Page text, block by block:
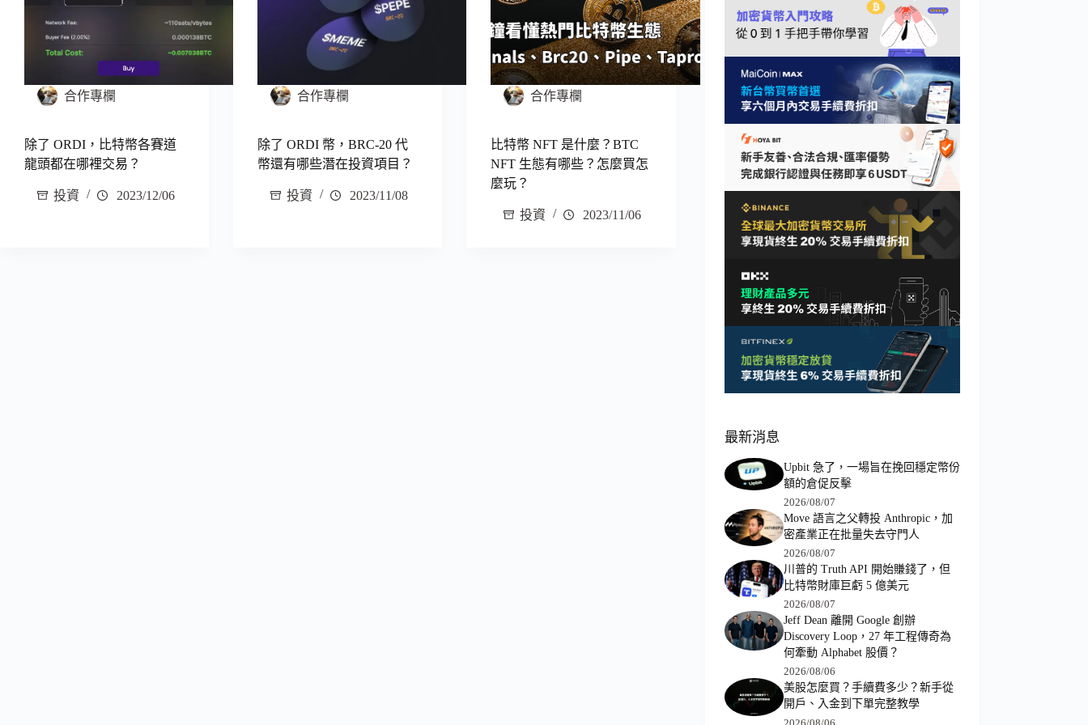
合作專欄
除了 ORDI，比特幣各賽道
龍頭都在哪裡交易？
投資 2023/12/06
合作專欄
除了 ORDI 幣，BRC-20 代
幣還有哪些潛在投資項目？
投資 2023/11/08
合作專欄
比特幣 NFT 是什麼？BTC
NFT 生態有哪些？怎麼買怎
麼玩？
投資 2023/11/06
最新消息
Upbit 急了，一場旨在挽回穩定幣份
額的倉促反擊
2026/08/07
Move 語言之父轉投 Anthropic，加
密產業正在批量失去守門人
2026/08/07
川普的 Truth API 開始賺錢了，但
比特幣財庫巨虧 5 億美元
2026/08/07
Jeff Dean 離開 Google 創辦
Discovery Loop，27 年工程傳奇為
何牽動 Alphabet 股價？
2026/08/06
美股怎麼買？手續費多少？新手從
開戶、入金到下單完整教學
2026/08/06